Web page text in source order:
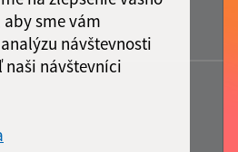
sme vám
návštevnosti
návštevníci